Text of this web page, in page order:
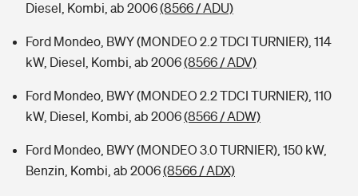
Diesel, Kombi, ab 2006(8566 / ADU)
Ford Mondeo, BWY (MONDEO 2.2 TDCI TURNIER), 114
kW, Diesel, Kombi, ab 2006(8566 / ADV)
Ford Mondeo, BWY (MONDEO 2.2 TDCI TURNIER), 110
kW, Diesel, Kombi, ab 2006(8566 / ADW)
Ford Mondeo, BWY (MONDEO 3.0 TURNIER), 150 kW,
Benzin, Kombi, ab 2006(8566 / ADX)